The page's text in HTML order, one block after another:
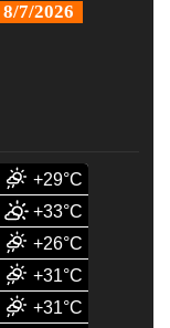
+29°C
+33°C
+26°C
+31°C
+31°C